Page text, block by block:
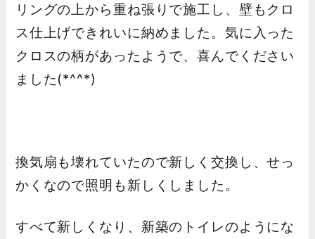
リングの上から重ね張りで施工し、壁もクロ
ス仕上げできれいに納めました。気に入った
クロスの柄があったようで、喜んでください
ました(*^^*)
換気扇も壊れていたので新しく交換し、せっ
かくなので照明も新しくしました。
すべて新しくなり、新築のトイレのようにな